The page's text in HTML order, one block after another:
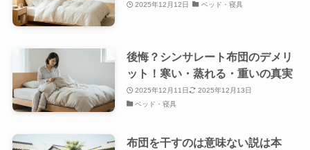
2025年12月12日 ベッド・寝具
後悔？シンサレート布団のデメリ
ット！寒い・蒸れる・重いの真実
2025年12月11日
2025年12月13日
ベッド・寝具
布団を干すのは意味ない説は本